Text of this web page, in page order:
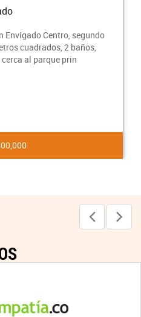
Envigado Centro, segundo
cuadrados, 2 baños,
al parque prin